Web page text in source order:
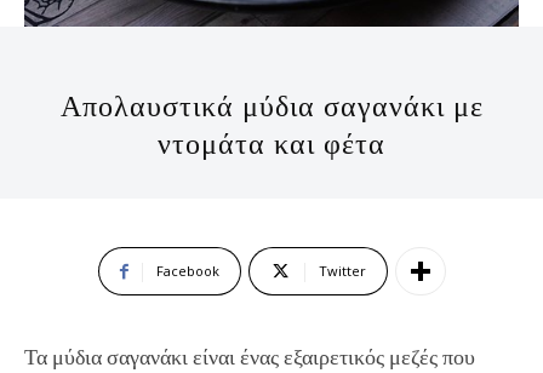
Απολαυστικά μύδια σαγανάκι με
ντομάτα και φέτα
Facebook Twitter
Τα μύδια σαγανάκι είναι ένας εξαιρετικός μεζές που